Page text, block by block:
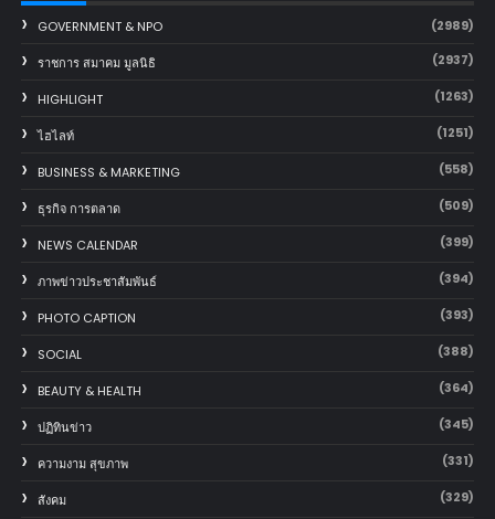
GOVERNMENT & NPO (2989)
ราชการ สมาคม มูลนิธิ (2937)
HIGHLIGHT (1263)
ไฮไลท์ (1251)
BUSINESS & MARKETING (558)
ธุรกิจ การตลาด (509)
NEWS CALENDAR (399)
ภาพข่าวประชาสัมพันธ์ (394)
PHOTO CAPTION (393)
SOCIAL (388)
BEAUTY & HEALTH (364)
ปฏิทินข่าว (345)
ความงาม สุขภาพ (331)
สังคม (329)